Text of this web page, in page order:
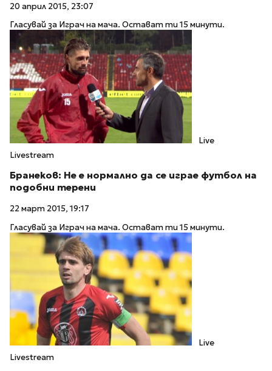
20 април 2015, 23:07
Гласувай за Играч на мача. Остават ти 15 минути.
Live
Livestream
Бранеков: Не е нормално да се играе футбол на
подобни терени
22 март 2015, 19:17
Гласувай за Играч на мача. Остават ти 15 минути.
Live
Livestream